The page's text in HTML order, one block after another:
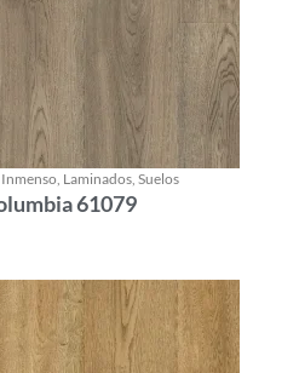
Laminados, Suelos
61079